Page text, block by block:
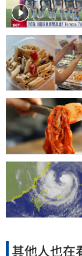
其他人也在